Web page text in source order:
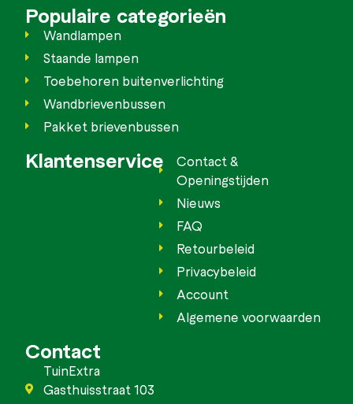
Populaire categorieën
Wandlampen
Staande lampen
Toebehoren buitenverlichting
Wandbrievenbussen
Pakket brievenbussen
Klantenservice
Contact &
Openingstijden
Nieuws
FAQ
Retourbeleid
Privacybeleid
Account
Algemene voorwaarden
Contact
TuinExtra
Gasthuisstraat 103